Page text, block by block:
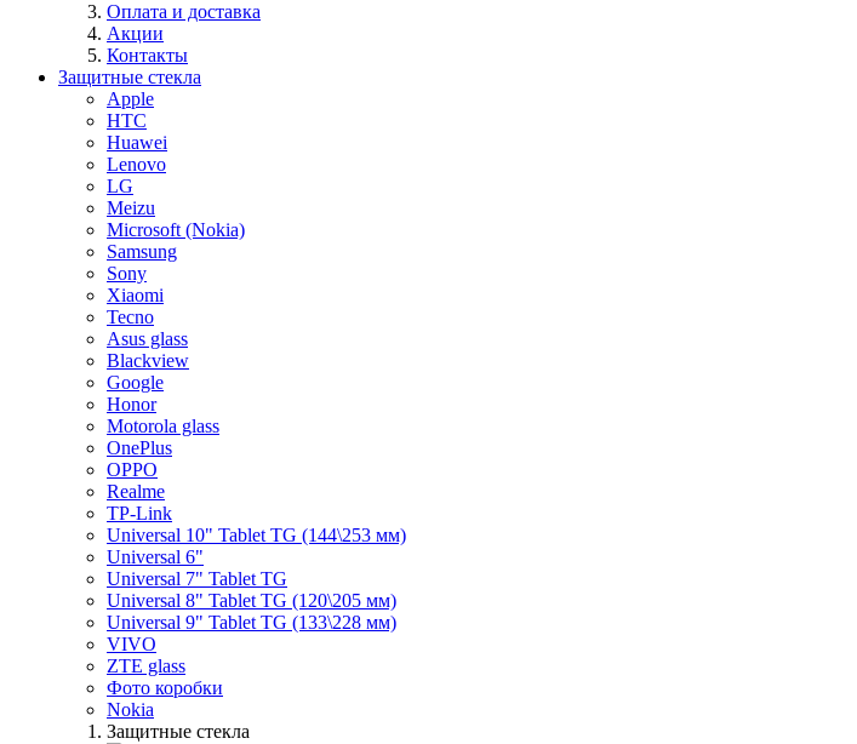
Оплата и доставка
Акции
Контакты
Защитные стекла
Apple
HTC
Huawei
Lenovo
LG
Meizu
Microsoft (Nokia)
Samsung
Sony
Xiaomi
Tecno
Asus glass
Blackview
Google
Honor
Motorola glass
OnePlus
OPPO
Realme
TP-Link
Universal 10" Tablet TG (144\253 мм)
Universal 6"
Universal 7" Tablet TG
Universal 8" Tablet TG (120\205 мм)
Universal 9" Tablet TG (133\228 мм)
VIVO
ZTE glass
Фото коробки
Nokia
Защитные стекла